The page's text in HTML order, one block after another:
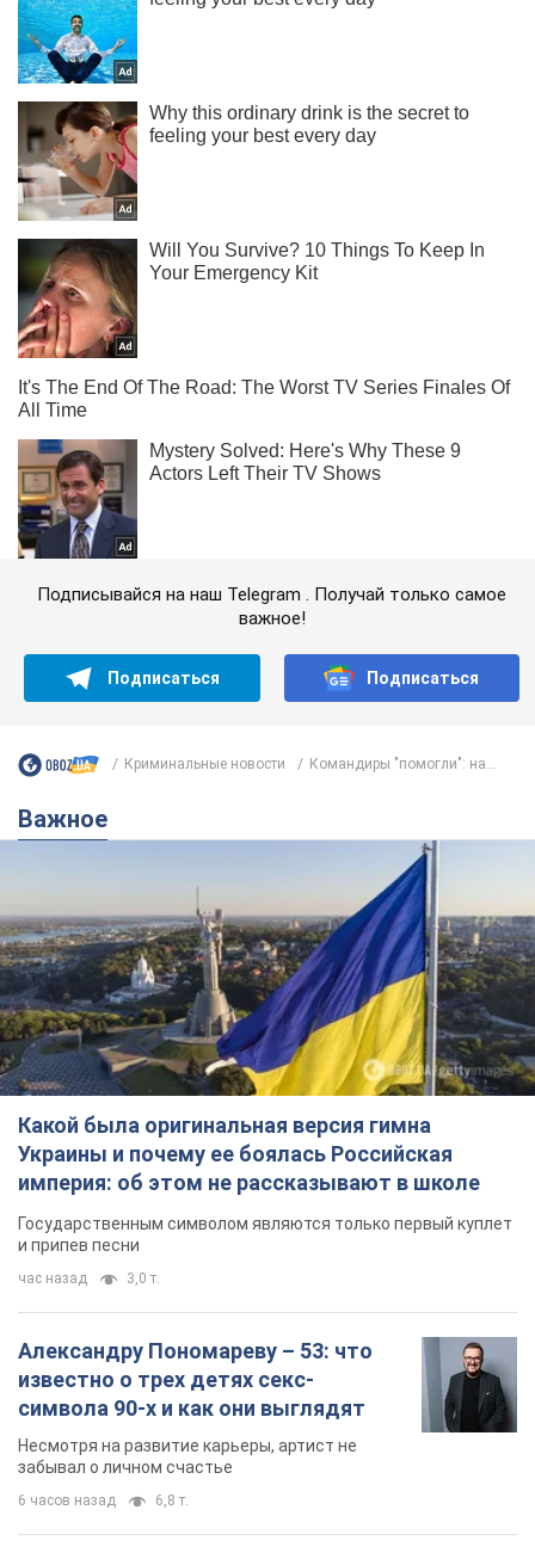
Подписывайся на наш Telegram . Получай только самое
важное!
Подписаться Подписаться
Криминальные новости Командиры "помогли": на...
Важное
Какой была оригинальная версия гимна
Украины и почему ее боялась Российская
империя: об этом не рассказывают в школе
Государственным символом являются только первый куплет
и припев песни
час назад 3,0 т.
Александру Пономареву – 53: что
известно о трех детях секс-
символа 90-х и как они выглядят
Несмотря на развитие карьеры, артист не
забывал о личном счастье
6 часов назад 6,8 т.